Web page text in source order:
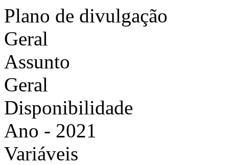
Plano de divulgação
Geral
Assunto
Geral
Disponibilidade
Ano - 2021
Variáveis